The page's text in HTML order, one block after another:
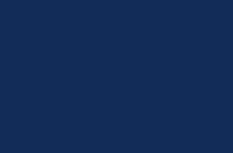
die Möglichkeit, Koblenz und die
besser kennen und lieben zu
Vinothek on Tour wird
die Festivalweine an sieben
Stadtteile. Erstmals finden in
Kulturtage Ehrenbreitstein im
statt. Das traditionsreiche
zwei Tage ausgedehnt und um